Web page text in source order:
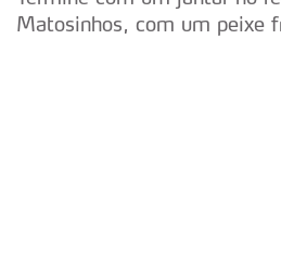
Matosinhos, com um peixe